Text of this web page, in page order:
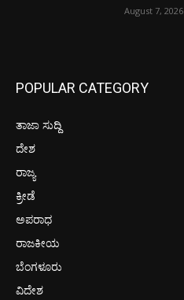
August 7, 2026
POPULAR CATEGORY
ತಾಜಾ ಸುದ್ದಿ
ದೇಶ
ರಾಜ್ಯ
ಕ್ರೀಡೆ
ಅಪರಾಧ
ರಾಜಕೀಯ
ಬೆಂಗಳೂರು
ವಿದೇಶ